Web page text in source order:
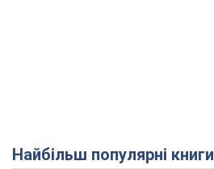
Найбільш популярні книги